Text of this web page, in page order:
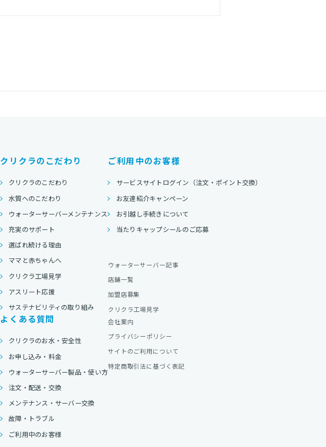
クリクラのこだわり
クリクラのこだわり
水質へのこだわり
ウォーターサーバーメンテナンス
充実のサポート
選ばれ続ける理由
ママと赤ちゃんへ
クリクラ工場見学
アスリート応援
サステナビリティの取り組み
よくある質問
クリクラのお水・安全性
お申し込み・料金
ウォーターサーバー製品・使い方
注文・配送・交換
メンテナンス・サーバー交換
故障・トラブル
ご利用中のお客様
ご利用中のお客様
サービスサイトログイン（注文・ポイント交換）
お友達紹介キャンペーン
お引越し手続きについて
当たりキャップシールのご応募
ウォーターサーバー記事
店舗一覧
加盟店募集
クリクラ工場見学
会社案内
プライバシーポリシー
サイトのご利用について
特定商取引法に基づく表記